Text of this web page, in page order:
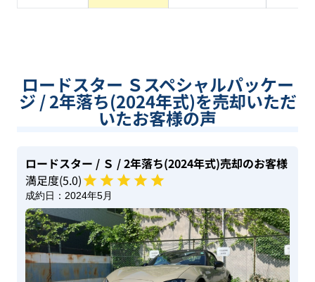
ロードスター Ｓスペシャルパッケー
ジ / 2年落ち(2024年式)を売却いただ
いたお客様の声
ロードスター / Ｓ / 2年落ち(2024年式)売却のお客様
満足度(5.0)
成約日： 2024年5月